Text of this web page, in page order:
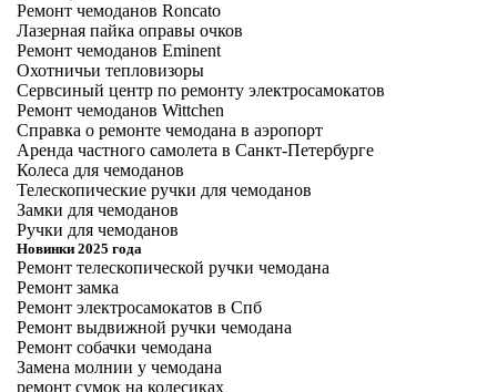
Ремонт чемоданов Roncato
Лазерная пайка оправы очков
Ремонт чемоданов Eminent
Охотничьи тепловизоры
Сервсиный центр по ремонту электросамокатов
Ремонт чемоданов Wittchen
Справка о ремонте чемодана в аэропорт
Аренда частного самолета в Санкт-Петербурге
Колеса для чемоданов
Телескопические ручки для чемоданов
Замки для чемоданов
Ручки для чемоданов
Новинки 2025 года
Ремонт телескопической ручки чемодана
Ремонт замка
Ремонт электросамокатов в Спб
Ремонт выдвижной ручки чемодана
Ремонт собачки чемодана
Замена молнии у чемодана
ремонт сумок на колесиках